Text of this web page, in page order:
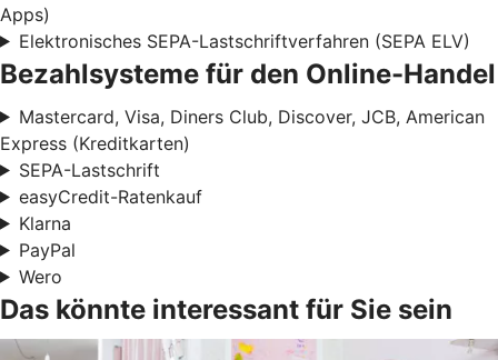
Apps)
Elektronisches SEPA-Lastschriftverfahren (SEPA ELV)
Bezahlsysteme für den Online-Handel
Mastercard, Visa, Diners Club, Discover, JCB, American
Express (Kreditkarten)
SEPA-Lastschrift
easyCredit-Ratenkauf
Klarna
PayPal
Wero
Das könnte interessant für Sie sein